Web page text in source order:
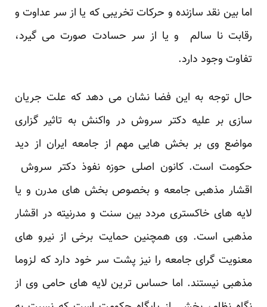
اما بین نقد سازنده و حرکات تخریبی که یا از سر عداوت و
رقابت نا سالم و یا از سر حسادت صورت می گیرد،
تفاوت وجود دارد.
حال توجه به این فضا نشان می دهد که علت جریان
سازی بر علیه دکتر سروش در واکنش به تاثیر گزاری
مواضع وی بر بخش هایی مهم از جامعه ایران از دید
حکومت است. کانون اصلی حوزه نفوذ دکتر سروش
اقشار مذهبی جامعه و بخصوص بخش های مدرن و یا
لایه های خاکستری مردد بین سنت و مدرنیته در اقشار
مذهبی است. وی همچنین حمایت برخی از نیرو های
معنویت گرای جامعه را نیز پشت سر خود دارد که لزوما
مذهبی نیستند. اما حساس ترین لایه های حامی وی از